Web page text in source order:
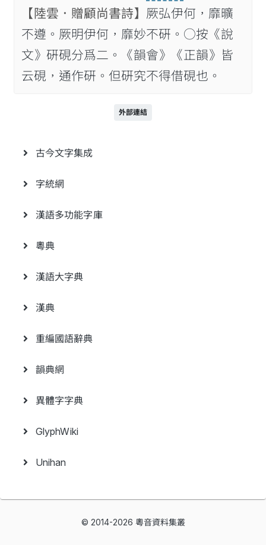
【陸雲．贈顧尚書詩】 厥弘伊何，靡曠
不遵。厥明伊何，靡妙不硏。○按《說
文》硏硯分爲二。《韻會》《正韻》皆
云硯，通作硏。但硏究不得借硯也。
外部連結
古今文字集成
字統網
漢語多功能字庫
粵典
漢語大字典
漢典
重編國語辭典
韻典網
異體字字典
GlyphWiki
Unihan
© 2014-2026 粵音資料集叢